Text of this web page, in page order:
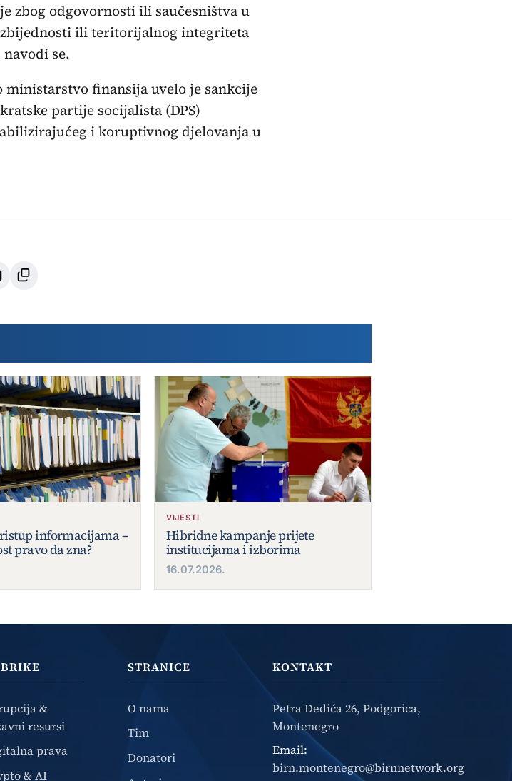
zbog odgovornosti ili saučesništva u
ili teritorijalnog integriteta
navodi se.
ministarstvo finansija uvelo je sankcije
partije socijalista (DPS)
i koruptivnog djelovanja u
informacijama –
pravo da zna?
VIJESTI
Hibridne kampanje prijete
institucijama i izborima
16.07.2026.
&
resursi
prava
& AI
STRANICE
O nama
Tim
Donatori
KONTAKT
Petra Dedića 26, Podgorica,
Montenegro
Email:
birn.montenegro@birnnetwork.org